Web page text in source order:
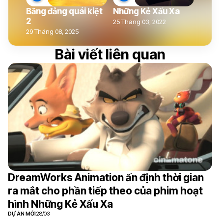
Băng đảng quái kiệt
2
29 Tháng 08, 2025
Những Kẻ Xấu Xa
25 Tháng 03, 2022
Bài viết liên quan
DreamWorks Animation ấn định thời gian
ra mắt cho phần tiếp theo của phim hoạt
hình Những Kẻ Xấu Xa
DỰ ÁN MỚI28/03